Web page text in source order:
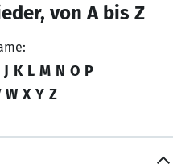
von A bis Z
J K L M N O P
W X Y Z